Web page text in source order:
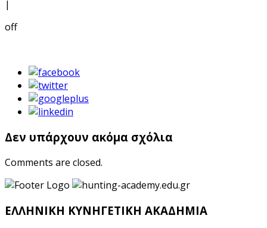
|
off
Δεν υπάρχουν ακόμα σχόλια
Comments are closed.
ΕΛΛΗΝΙΚΗ ΚΥΝΗΓΕΤΙΚΗ ΑΚΑΔΗΜΙΑ